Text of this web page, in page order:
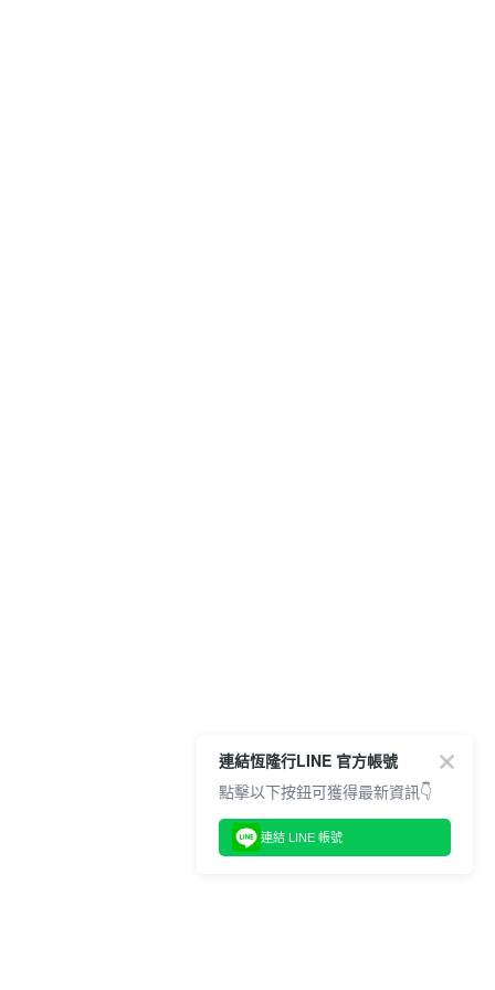
連結恆隆行LINE 官方帳號
點擊以下按鈕可獲得最新資訊👇
連結 LINE 帳號